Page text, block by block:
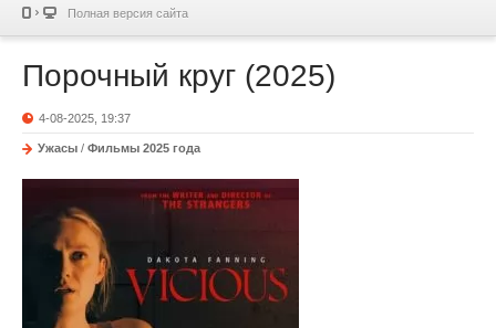
Полная версия сайта
Порочный круг (2025)
4-08-2025, 19:37
Ужасы / Фильмы 2025 года